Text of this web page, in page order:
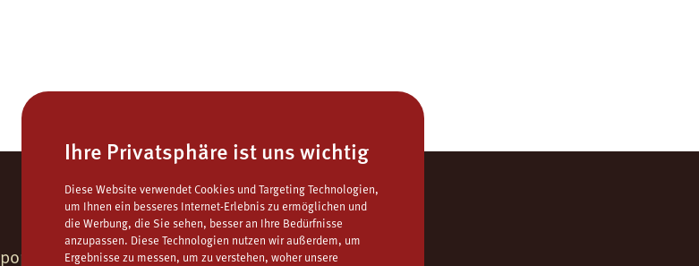
Ihre Privatsphäre ist uns wichtig
Diese Website verwendet Cookies und Targeting Technologien,
um Ihnen ein besseres Internet-Erlebnis zu ermöglichen und
die Werbung, die Sie sehen, besser an Ihre Bedürfnisse
anzupassen. Diese Technologien nutzen wir außerdem, um
Ergebnisse zu messen, um zu verstehen, woher unsere
popcorns . campuskino Fon.06132 - 9771723